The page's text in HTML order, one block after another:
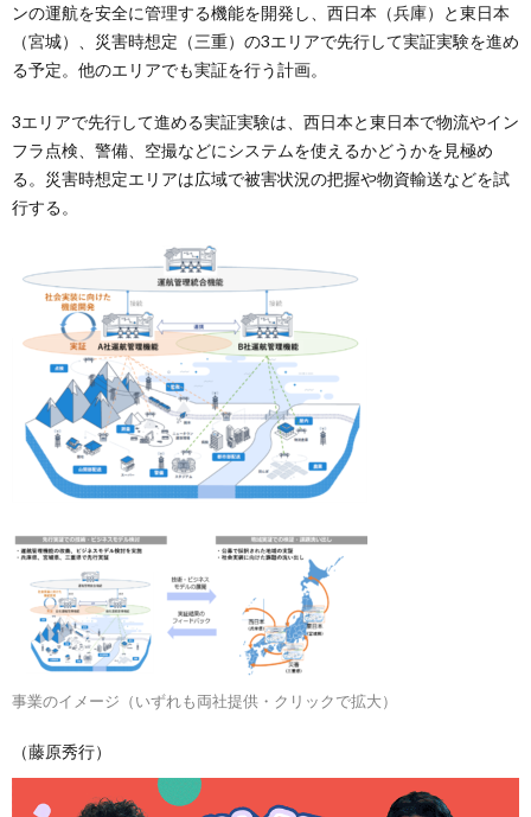
ンの運航を安全に管理する機能を開発し、西日本（兵庫）と東日本
（宮城）、災害時想定（三重）の3エリアで先行して実証実験を進め
る予定。他のエリアでも実証を行う計画。
3エリアで先行して進める実証実験は、西日本と東日本で物流やイン
フラ点検、警備、空撮などにシステムを使えるかどうかを見極め
る。災害時想定エリアは広域で被害状況の把握や物資輸送などを試
行する。
事業のイメージ（いずれも両社提供・クリックで拡大）
（藤原秀行）